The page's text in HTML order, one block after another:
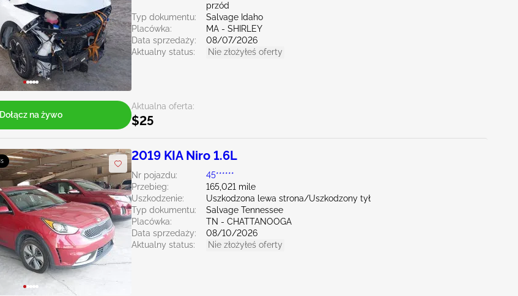
przód
Typ dokumentu:
Salvage Idaho
Placówka:
MA - SHIRLEY
Data sprzedaży:
08/07/2026
Aktualny status:
Nie złożyłeś oferty
Aktualna oferta:
$25
Dołącz na żywo
2019 KIA Niro 1.6L
Nr pojazdu:
45******
Przebieg:
165,021 mile
Uszkodzenie:
Uszkodzona lewa strona/Uszkodzony tył
Typ dokumentu:
Salvage Tennessee
Placówka:
TN - CHATTANOOGA
Data sprzedaży:
08/10/2026
Aktualny status:
Nie złożyłeś oferty